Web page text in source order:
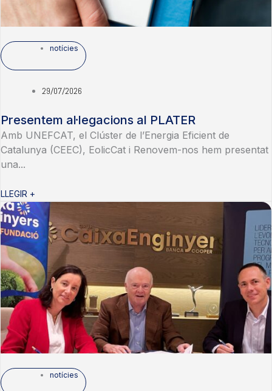
notícies
29/07/2026
Presentem al·legacions al PLATER
Amb UNEFCAT, el Clúster de l’Energia Eficient de
Catalunya (CEEC), EolicCat i Renovem-nos hem presentat
una...
LLEGIR +
notícies